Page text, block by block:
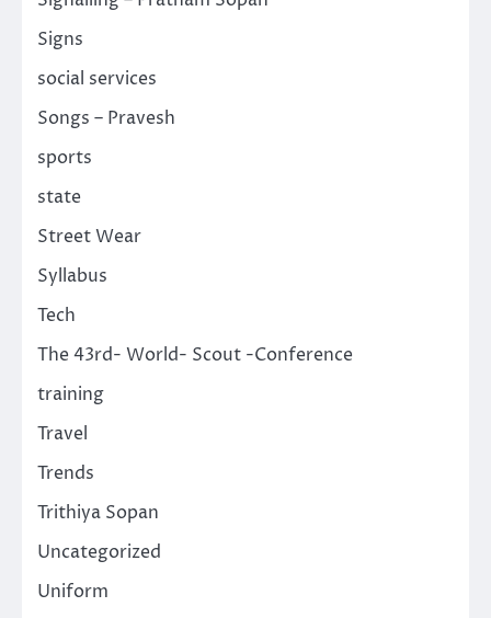
Signs
social services
Songs – Pravesh
sports
state
Street Wear
Syllabus
Tech
The 43rd- World- Scout -Conference
training
Travel
Trends
Trithiya Sopan
Uncategorized
Uniform